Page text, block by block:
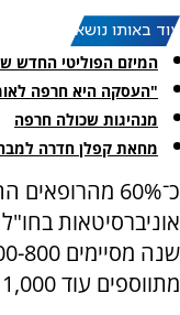
עוד באותו נושא:
המיזם הפוליטי החדש
"העסקה היא חרפה
מנהיגות שכולה חרפה
מחאת קפלן חדרה
כ־60%
מתווספים עוד 1,000 ישראלים שנאלצו ללמוד בחו"ל.